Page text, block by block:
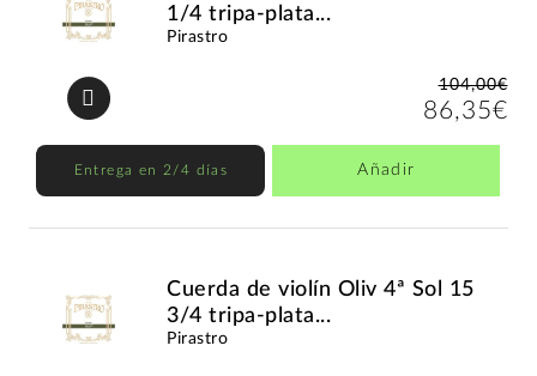
1/4 tripa-plata...
Pirastro
104,00€
86,35€
Entrega en 2/4 días Añadir
Cuerda de violín Oliv 4ª Sol 15
3/4 tripa-plata...
Pirastro